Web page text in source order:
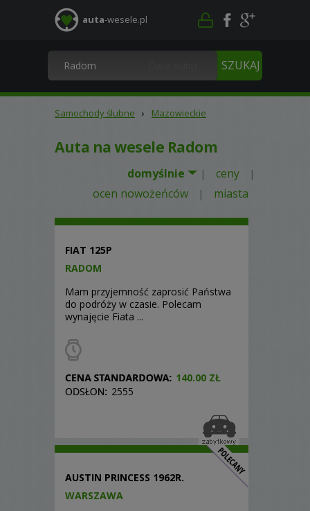
auta-wesele.pl
Samochody ślubne › Mazowieckie
Auta na wesele Radom
domyślnie | ceny |
ocen nowożeńców | miasta
FIAT 125P
RADOM
Mam przyjemność zaprosić Państwa
do podróży w czasie. Polecam
wynajęcie Fiata ...
140.00 ZŁ
2555
AUSTIN PRINCESS 1962R.
WARSZAWA